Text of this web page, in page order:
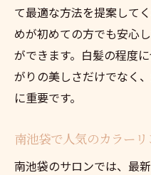
て最適な方法を提案して
めが初めての方でも安心
ができます。白髪の程度
がりの美しさだけでなく
に重要です。
南池袋で人気のカラー
南池袋のサロンでは、最